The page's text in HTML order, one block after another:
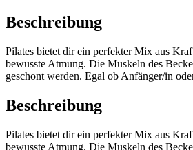
Beschreibung
Pilates bietet dir ein perfekter Mix aus
bewusste Atmung. Die Muskeln des
geschont werden. Egal ob Anfänger/in
Beschreibung
Pilates bietet dir ein perfekter Mix aus
bewusste Atmung. Die Muskeln des